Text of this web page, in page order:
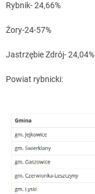
Rybnik- 24,66%
Żory-24-57%
Jastrzębie Zdrój- 24,04%
Powiat rybnicki: